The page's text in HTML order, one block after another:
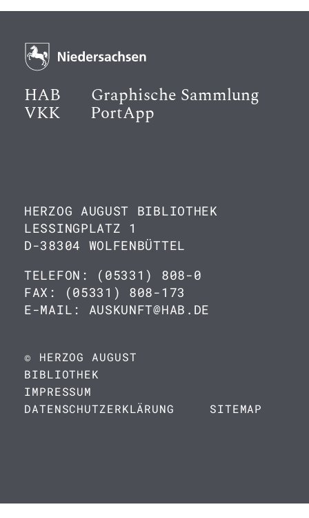
HAB Graphische Sammlung
VKK PortApp
HERZOG AUGUST BIBLIOTHEK
LESSINGPLATZ 1
D-38304 WOLFENBÜTTEL
TELEFON: (05331) 808-0
FAX: (05331) 808-173
E-MAIL: AUSKUNFT@HAB.DE
© HERZOG AUGUST
BIBLIOTHEK
IMPRESSUM
DATENSCHUTZERKLÄRUNG
SITEMAP